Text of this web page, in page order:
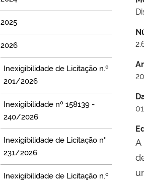
2025
2026
Inexigibilidade de Licitação n.º
201/2026
Inexigibilidade nº 158139 -
240/2026
Inexigibilidade de Licitação n°
231/2026
Inexigibilidade de Licitação n.º
A